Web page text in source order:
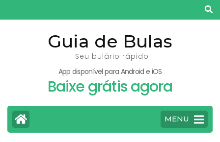
para
Guia de Bulas
Seu bulário rápido
App disponível para Android e iOS
Baixe grátis agora
MENU